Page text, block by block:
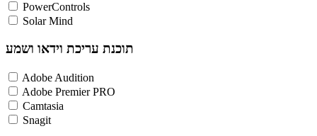
PowerControls
Solar Mind
תוכנת עריכת וידאו ושמע
Adobe Audition
Adobe Premier PRO
Camtasia
Snagit